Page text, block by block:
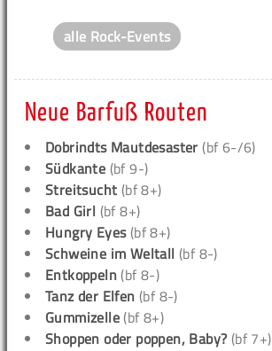
alle Rock-Events
Neue Barfuß Routen
Dobrindts Mautdesaster (bf 6-/6)
Südkante (bf 9-)
Streitsucht (bf 8+)
Bad Girl (bf 8+)
Hungry Eyes(bf 8+)
Schweine im Weltall (bf 8-)
Entkoppeln (bf 8-)
Tanz der Elfen (bf 8-)
Gummizelle (bf 8+)
Shoppen oder poppen, Baby? (bf 7+)